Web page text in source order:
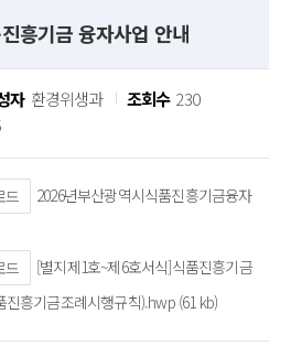
흥기금 융자사업 안내
자 환경위생과 조회수 230
드
2026년부산광역시식품진흥기금융자
드
[별지제1호~제6호서식]식품진흥기금
흥기금조례시행규칙).hwp (61 kb)